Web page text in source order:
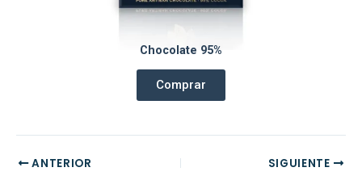
Chocolate 95%
Comprar
ANTERIOR SIGUIENTE